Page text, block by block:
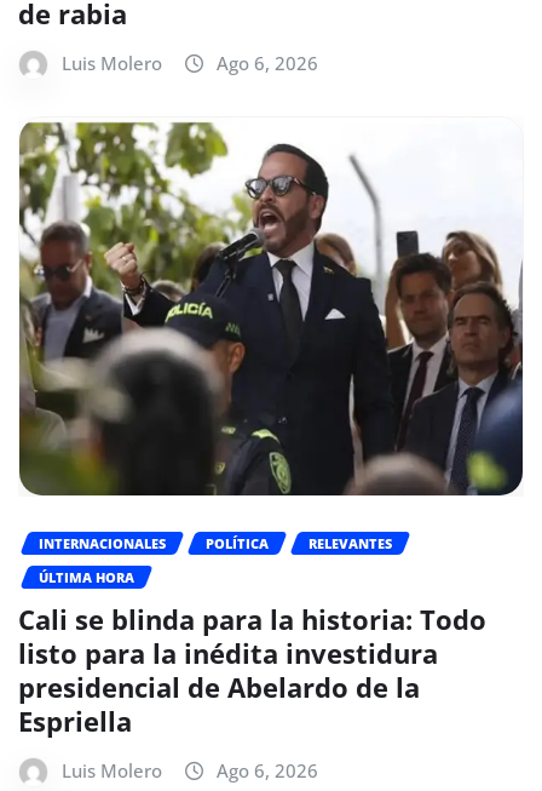
de rabia
Luis Molero Ago 6, 2026
INTERNACIONALES POLÍTICA
RELEVANTES
ÚLTIMA HORA
Cali se blinda para la historia: Todo
listo para la inédita investidura
presidencial de Abelardo de la
Espriella
Luis Molero Ago 6, 2026